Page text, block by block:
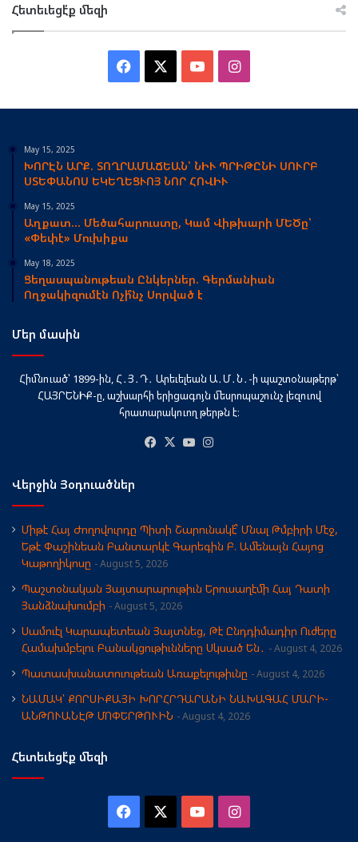
Հետեւեցէ՛ք մեզի
Facebook YouTubeInstagram
May 15, 2025
ԽՈՐԷՆ ԱՐՔ. ՏՈՂՐԱՄԱՃԵԱՆ՝ ՆԻՒ ՊՐԻԹԸՆԻ ՍՈՒՐԲ
ՍՏԵՓԱՆՈՍ ԵԿԵՂԵՑՒՈՅ ՆՈՐ ՀՈՎԻՒ
May 15, 2025
Աղքատ… Մեծահարուստը, Կամ Վիթխարի ՄԵԾը՝
«Փեփէ» Մուխիքա
May 18, 2025
Ցեղասպանութեան Ընկերներ. Գերմանիան
Ողջակիզումէն Ոչի՞նչ Սորված է
Մեր մասին
Հիմնուած՝ 1899-ին, Հ․Յ․Դ․ Արեւելեան Ա․Մ․Ն․-ի պաշտօնաթերթ՝
ՀԱՅՐԵՆԻՔ-ը, աշխարհի երիցագոյն մեսրոպաշունչ լեզուով
հրատարակուող թերթն է։
Facebook
X YouTube
Վերջին Յօդուածներ
Միթէ Հայ Ժողովուրդը Պիտի Շարունակէ՞ Մնալ Թմբիրի Մէջ,
Եթէ Փաշինեան Բանտարկէ Գարեգին Բ. Ամենայն Հայոց
Կաթողիկոսը
August 5, 2026
Պաշտօնական Յայտարարութիւն Երուսաղէմի Հայ Դատի
Յանձնախումբի
August 5, 2026
Սամուէլ Կարապետեան Յայտնեց, Թէ Ընդդիմադիր Ուժերը
Համախմբելու Բանակցութիւնները Սկսած Են․
August 4, 2026
Պատասխանատուութեան Առաքելութիւնը August 4, 2026
ՆԱՄԱԿ՝ ՔՈՐՍԻՔԱՅԻ ԽՈՐՀՐԴԱՐԱՆԻ ՆԱԽԱԳԱՀ ՄԱՐԻ-
ԱՆԹՈՒԱՆԷԹ ՄՈՓԵՐԹՈՒԻՆ
August 4, 2026
Հետեւեցէ՛ք մեզի
Facebook YouTubeInstagram